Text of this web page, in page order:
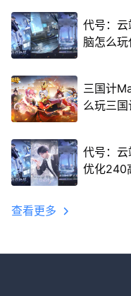
代号：
脑怎么
三国计
么玩三
代号：
优化240
查看更多